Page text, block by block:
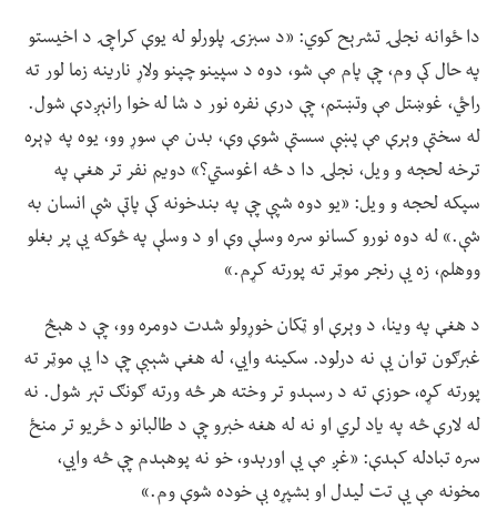
دا ځوانه نجلۍ تشرېح کوي: «د سبزۍ پلورلو له یوې کراچۍ د اخیستو
په حال کې وم، چې پام مې شو، دوه د سپینو چپنو ولاړ نارینه زما لور ته
راځي، غوښتل مې وتښتم، چې درې نفره نور د شا له خوا رانېږدې شول.
له سختې وېرې مې پښې سستې شوې وې، بدن مې سوړ وو، یوه په ډېره
ترخه لحجه و ویل، نجلۍ دا د څه اغوستي؟» دویم نفر تر هغې په
سپکه لحجه و ویل: «یو دوه شپې چې په بندخونه کې پاتې شې انسان به
شې.» له دوه نورو کسانو سره وسلې وې او د وسلې په څوکه یې پر بغلو
ووهلم، زه یې رنجر موټر ته پورته کړم.»
د هغې په وینا، د وېرې او ټکان خوړولو شدت دومره وو، چې د هېڅ
غبرګون توان یې نه درلود. سکینه وايي، له هغې شېبې چې دا یې موټر ته
پورته کړه، حوزې ته د رسېدو تر وخته هر څه ورته ګونګ تېر شول. نه
له لارې څه په یاد لري او نه له هغه خبرو چې د طالبانو د ځریو تر منځ
سره تبادله کېدې: «غږ مې یې اورېدو، خو نه پوهېدم چې څه وايي،
مخونه مې یې تت لیدل او بشپړه بې خوده شوې وم.»